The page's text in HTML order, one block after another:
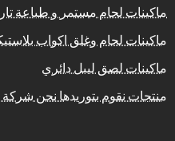
ماكينات لحام مستمر و طباعة
ماكينات لحام وغلق اكواب
ماكينات لصق ليبل دائري
منتجات نقوم بتوريدها نحن